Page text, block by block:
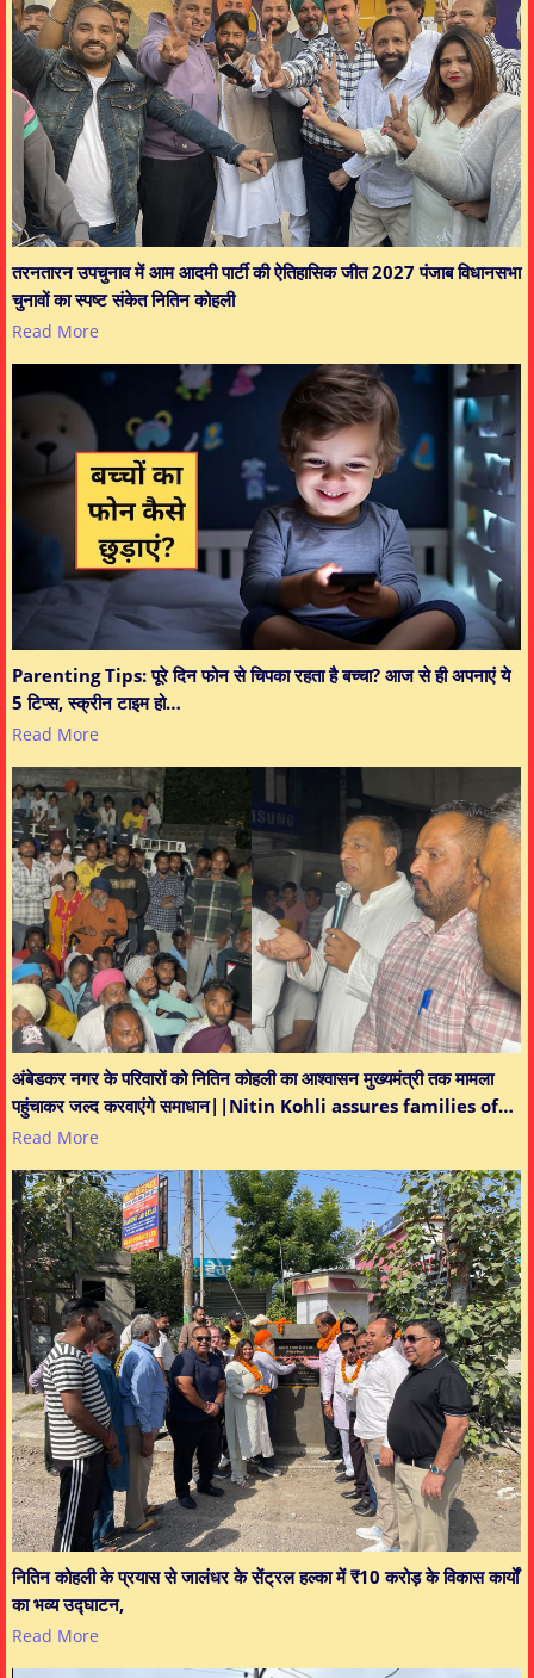
तरनतारन उपचुनाव में आम आदमी पार्टी की ऐतिहासिक जीत 2027 पंजाब विधानसभा
चुनावों का स्पष्ट संकेत नितिन कोहली
Read More
Parenting Tips: पूरे दिन फोन से चिपका रहता है बच्चा? आज से ही अपनाएं ये
5 टिप्स, स्क्रीन टाइम हो…
Read More
अंबेडकर नगर के परिवारों को नितिन कोहली का आश्वासन मुख्यमंत्री तक मामला
पहुंचाकर जल्द करवाएंगे समाधान||Nitin Kohli assures families of…
Read More
नितिन कोहली के प्रयास से जालंधर के सेंट्रल हल्का में ₹10 करोड़ के विकास कार्यों
का भव्य उद्घाटन,
Read More